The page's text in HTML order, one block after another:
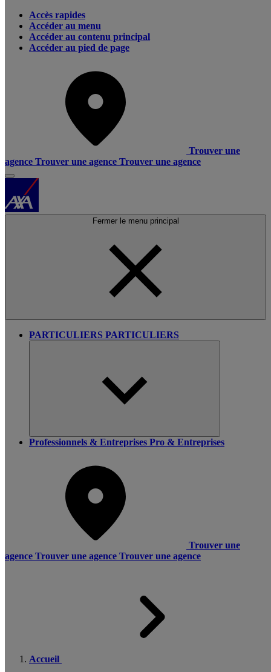
Accès rapides
Accéder au menu
Accéder au contenu principal
Accéder au pied de page
Trouver une
agence Trouver une agence Trouver une agence
Fermer le menu principal
PARTICULIERS PARTICULIERS
Professionnels & Entreprises Pro & Entreprises
Trouver une
agence Trouver une agence Trouver une agence
Accueil